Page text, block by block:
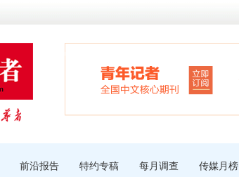
前沿报告 特约专稿 每月调查 传媒月榜